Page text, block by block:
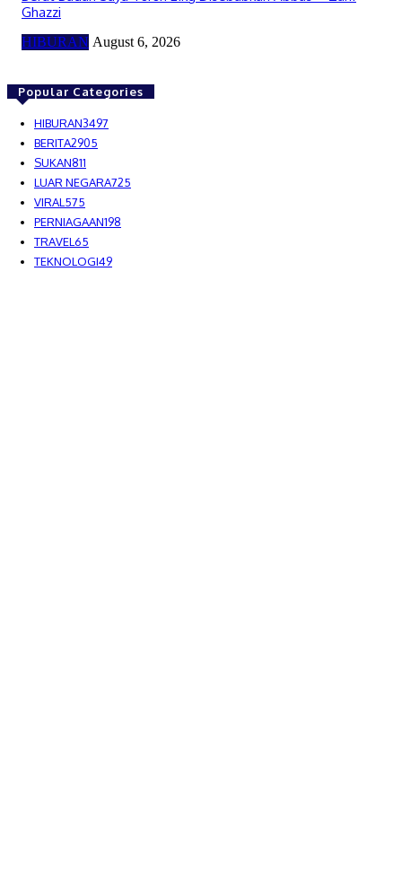
Ghazzi
HIBURAN August 6, 2026
Popular Categories
HIBURAN3497
BERITA2905
SUKAN811
LUAR NEGARA725
VIRAL 575
PERNIAGAAN198
TRAVEL 65
TEKNOLOGI49